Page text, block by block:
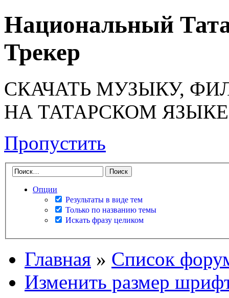
Национальный
Трекер
СКАЧАТЬ МУЗЫКУ,
НА ТАТАРСКОМ ЯЗЫКЕ
Пропустить
Опции
Результаты в виде тем
Только по названию темы
Искать фразу целиком
Главная » Список
Изменить размер